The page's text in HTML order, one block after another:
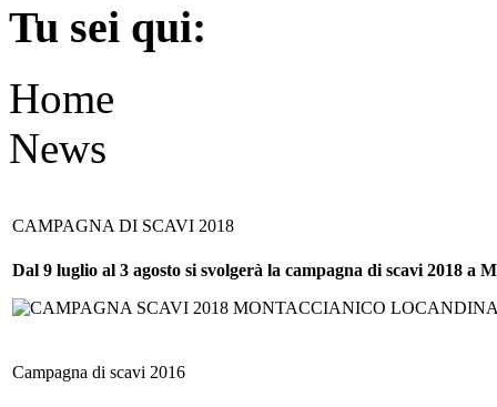
Tu sei qui:
Home
News
CAMPAGNA DI SCAVI 2018
Dal 9 luglio al 3 agosto si svolgerà la campagna di scavi 2018 a
Campagna di scavi 2016